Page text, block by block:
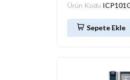
Ürün Kodu
Sepete Ekle